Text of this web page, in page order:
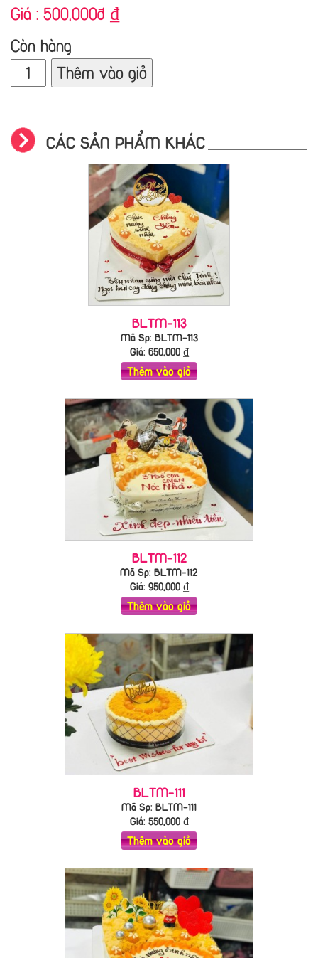
Giá : 500,000đ ₫
Còn hàng
Thêm vào giỏ
CÁC SẢN PHẨM KHÁC
BLTM-113
Mã Sp: BLTM-113
Giá: 650,000₫
Thêm vào giỏ
BLTM-112
Mã Sp: BLTM-112
Giá: 950,000₫
Thêm vào giỏ
BLTM-111
Mã Sp: BLTM-111
Giá: 550,000₫
Thêm vào giỏ